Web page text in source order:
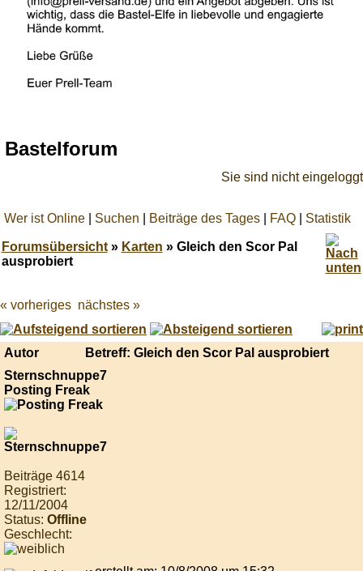
Bastelforum
Sie sind nicht eingeloggt
Wer ist Online Suchen Beiträge des Tages FAQ Statistik
Forumsübersicht» Karten » Gleich den Scor Pal
ausprobiert
Best
online
live
casino
« vorheriges nächstes »
Autor
Betreff: Gleich den Scor Pal ausprobiert
Sternschnuppe7
Posting Freak
Beiträge 4614
Registriert:
12/11/2004
Status: Offline
Geschlecht: